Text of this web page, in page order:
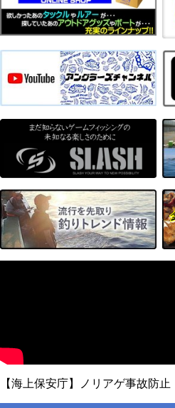
【海上保安庁】ノリアゲ事故防止